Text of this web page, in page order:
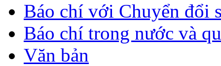
Báo chí với Chuyển đổi
Báo chí trong nước và
Văn bản